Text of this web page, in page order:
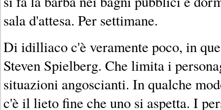
sala d'attesa. Per settimane.
Di idilliaco c'è veramente poco, in
Steven Spielberg. Che limita i
situazioni angoscianti. In qualche
c'è il lieto fine che uno si aspetta. I